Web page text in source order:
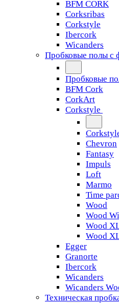
BFM CORK
Corksribas
Corkstyle
Ibercork
Wicanders
Пробковые полы с
Пробковые
BFM Cork
CorkArt
Corkstyle
Chevron
Fantasy
Impuls
Loft
Marmo
Time
Wood
Wood
Wood
Wood
Egger
Granorte
Ibercork
Wicanders
Wicanders
Техническая